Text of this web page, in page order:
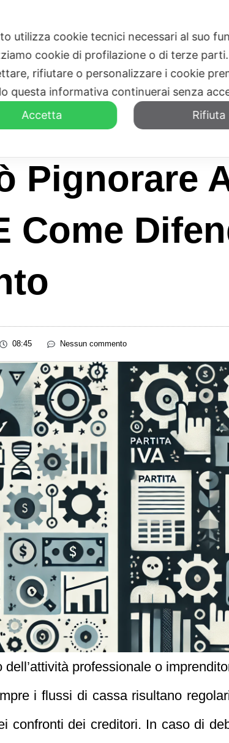
HOME CHI
Pignorare
Come
08:45 Nessun commento
professionale o
i flussi di cassa risultano
confronti dei creditori. In caso di
utilizza cookie tecnici necessari al suo
cookie di profilazione o di terze parti.
rifiutare o personalizzare i cookie
questa informativa continuerai senza
Accetta
Rifiuta